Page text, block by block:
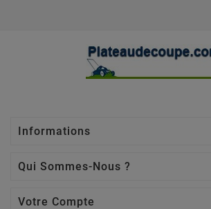
Informations
Qui Sommes-Nous ?
Votre Compte